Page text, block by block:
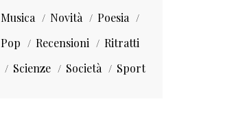
Musica
Novità
Poesia
Pop
Recensioni
Ritratti
Scienze
Società Sport